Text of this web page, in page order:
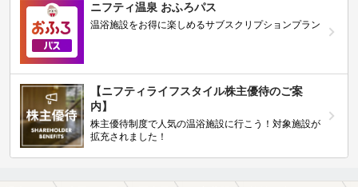
ニフティ温泉 おふろパス
温浴施設をお得に楽しめるサブスクリプションプラン
【ニフティライフスタイル株主優待のご案
内】
株主優待制度で人気の温浴施設に行こう！対象施設が
拡充されました！